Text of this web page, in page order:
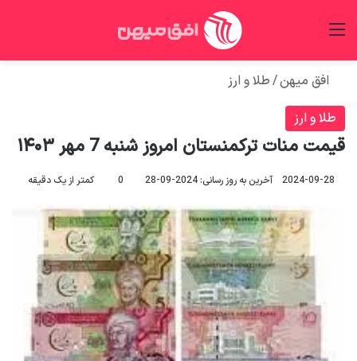
افق میهن/طلا و ارز
طلا و ارز
قیمت منات ترکمنستان امروز شنبه 7 مهر ۱۴۰۳
2024-09-28 آخرین به روز رسانی: 2024-09-28 0 کمتر از یک دقیقه